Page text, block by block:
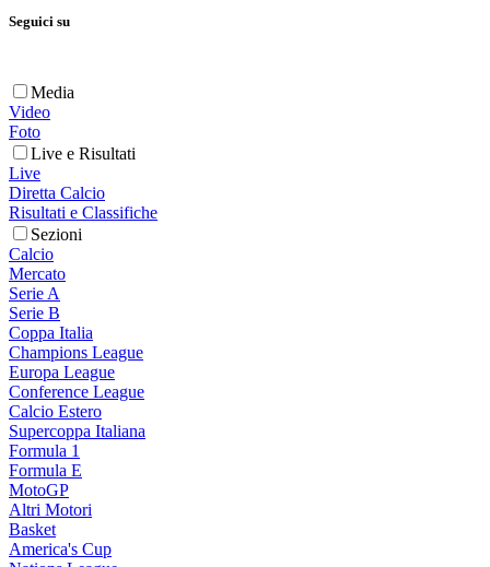
Seguici su
Media
Video
Foto
Live e Risultati
Live
Diretta Calcio
Risultati e Classifiche
Sezioni
Calcio
Mercato
Serie A
Serie B
Coppa Italia
Champions League
Europa League
Conference League
Calcio Estero
Supercoppa Italiana
Formula 1
Formula E
MotoGP
Altri Motori
Basket
America's Cup